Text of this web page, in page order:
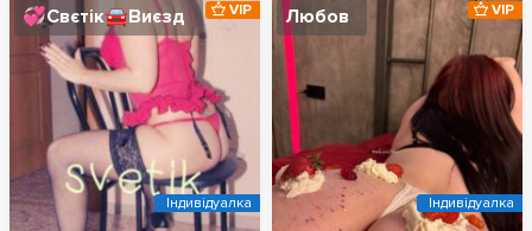
💞Свєтік🚘Виєзд VIP
Індивідуалка
Любов VIP
Індивідуалка